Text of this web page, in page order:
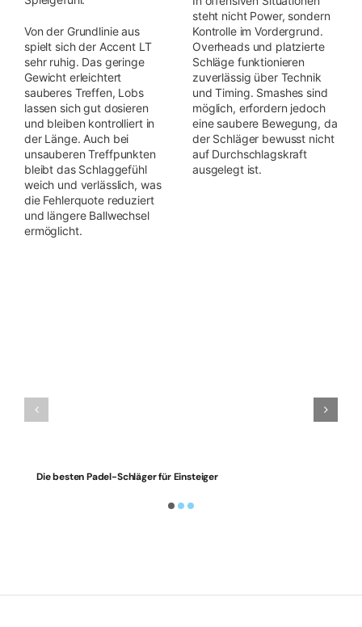
Von der Grundlinie aus
spielt sich der Accent LT
sehr ruhig. Das geringe
Gewicht erleichtert
sauberes Treffen, Lobs
lassen sich gut dosieren
und bleiben kontrolliert in
der Länge. Auch bei
unsauberen Treffpunkten
bleibt das Schlaggefühl
weich und verlässlich, was
die Fehlerquote reduziert
und längere Ballwechsel
ermöglicht.
steht nicht Power, sondern
Kontrolle im Vordergrund.
Overheads und platzierte
Schläge funktionieren
zuverlässig über Technik
und Timing. Smashes sind
möglich, erfordern jedoch
eine saubere Bewegung, da
der Schläger bewusst nicht
auf Durchschlagskraft
ausgelegt ist.
Die besten Padel-Schläger für Einsteiger